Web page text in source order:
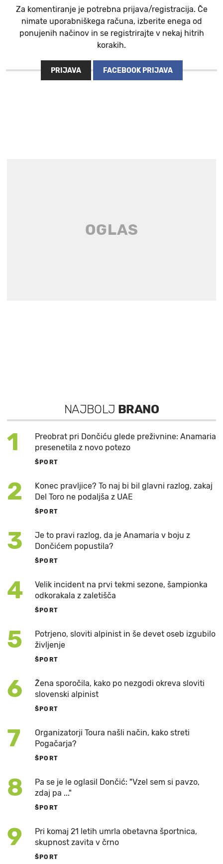
Za komentiranje je potrebna prijava/registracija. Če
nimate uporabniškega računa, izberite enega od
ponujenih načinov in se registrirajte v nekaj hitrih
korakih.
PRIJAVA FACEBOOK PRIJAVA
NAJBOLJ BRANO
1
Preobrat pri Dončiću glede preživnine: Anamaria
presenetila z novo potezo
ŠPORT
2
Konec pravljice? To naj bi bil glavni razlog, zakaj
Del Toro ne podaljša z UAE
ŠPORT
3
Je to pravi razlog, da je Anamaria v boju z
Dončićem popustila?
ŠPORT
4
Velik incident na prvi tekmi sezone, šampionka
odkorakala z zaletišča
ŠPORT
5
Potrjeno, sloviti alpinist in še devet oseb izgubilo
življenje
ŠPORT
6
Žena sporočila, kako po nezgodi okreva sloviti
slovenski alpinist
ŠPORT
7
Organizatorji Toura našli način, kako streti
Pogačarja?
ŠPORT
8
Pa se je le oglasil Dončić: "Vzel sem si pavzo,
zdaj pa ..."
ŠPORT
9
Pri komaj 21 letih umrla obetavna športnica,
skupnost zavita v črno
ŠPORT